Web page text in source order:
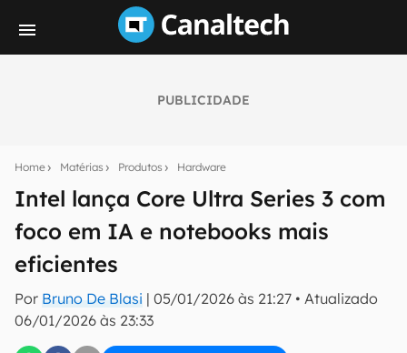
PUBLICIDADE
Home Matérias Produtos Hardware
Intel lança Core Ultra Series 3 com
foco em IA e notebooks mais
eficientes
Por Bruno De Blasi | 05/01/2026 às 21:27 • Atualizado
06/01/2026 às 23:33
notícias e reviews sobre tecnologia em primeira
mão.
E-mail
inscreva-se